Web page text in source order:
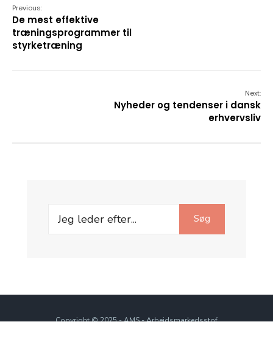
Previous:
De mest effektive
træningsprogrammer til
styrketræning
Next:
Nyheder og tendenser i dansk
erhvervsliv
Search
Søg
Copyright © 2025 - AMS - Arbejdsmarkedsstof